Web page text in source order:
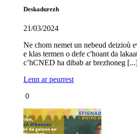
Deskadurezh
21/03/2024
Ne chom nemet un nebeud deizioù
e klas termen o defe c'hoant da
c’hCNED ha dibab ar brezhoneg
Lenn ar peurrest
0